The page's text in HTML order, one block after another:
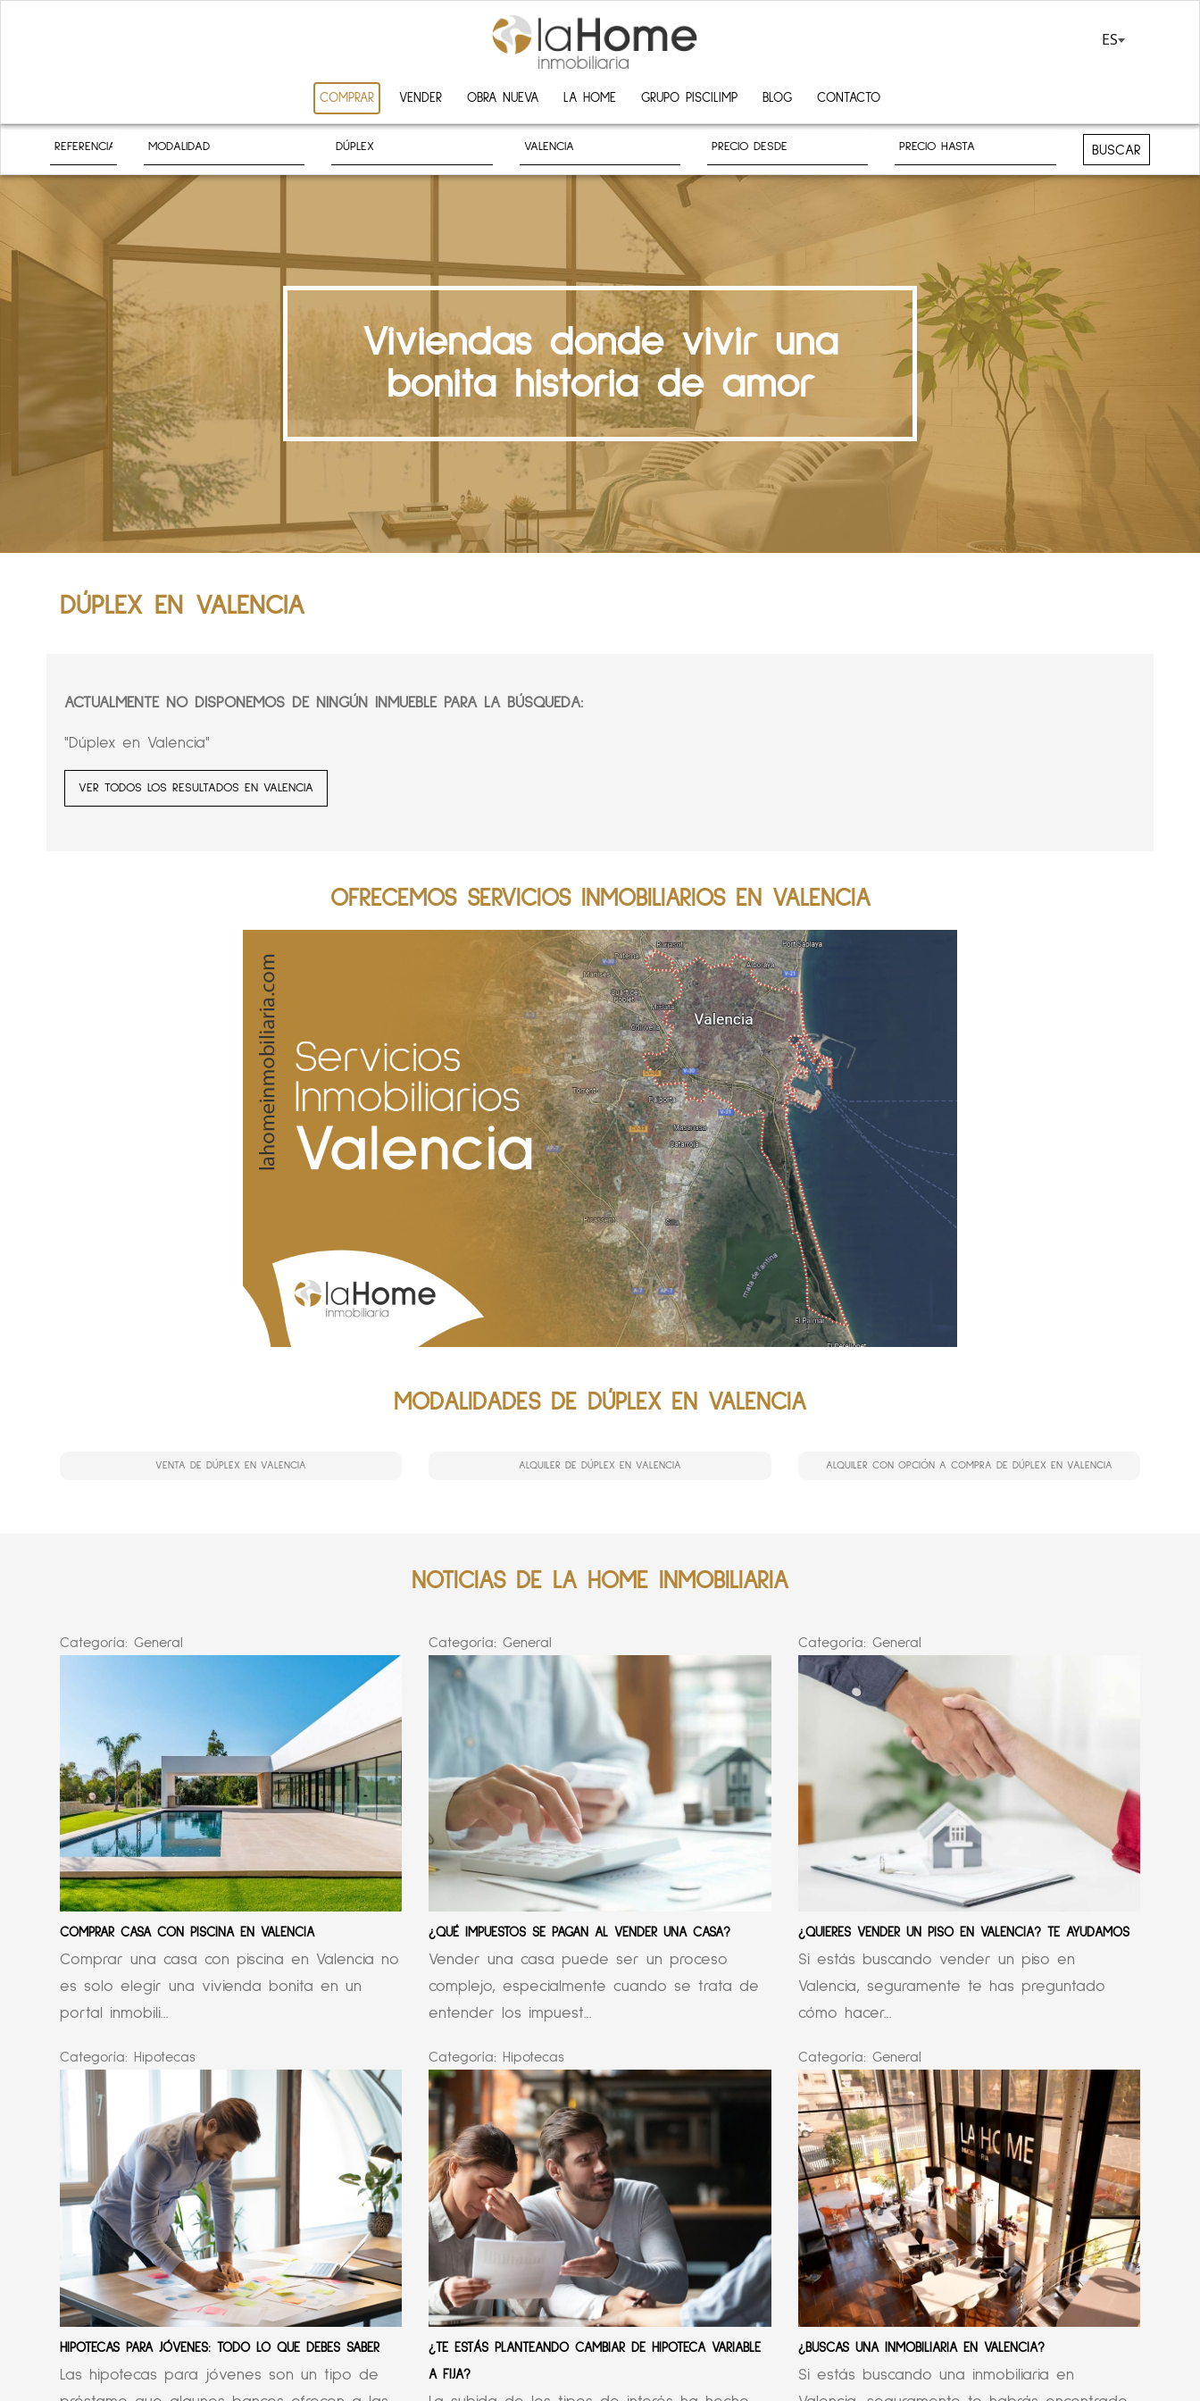
ES
COMPRAR VENDER OBRA NUEVA LA HOME GRUPO PISCILIMP BLOG CONTACTO
BUSCAR
Viviendas donde vivir una
bonita historia de amor
DÚPLEX EN VALENCIA
ACTUALMENTE NO DISPONEMOS DE NINGÚN INMUEBLE PARA LA BÚSQUEDA:
"Dúplex en Valencia"
VER TODOS LOS RESULTADOS EN VALENCIA
OFRECEMOS SERVICIOS INMOBILIARIOS EN VALENCIA
MODALIDADES DE DÚPLEX EN VALENCIA
VENTA DE DÚPLEX EN VALENCIA ALQUILER DE DÚPLEX EN VALENCIA ALQUILER CON OPCIÓN A COMPRA DE DÚPLEX EN VALENCIA
NOTICIAS DE LA HOME INMOBILIARIA
Categoría: General
COMPRAR CASA CON PISCINA EN VALENCIA
Comprar una casa con piscina en Valencia no
es solo elegir una vivienda bonita en un
portal inmobili...
Categoría:General
¿QUÉ IMPUESTOS SE PAGAN AL VENDER UNA CASA?
Vender una casa puede ser un proceso
complejo, especialmente cuando se trata de
entender los impuest...
Categoría: General
¿QUIERES VENDER UN PISO EN VALENCIA? TE AYUDAMOS
Si estás buscando vender un piso en
Valencia, seguramente te has preguntado
cómo hacer...
Categoría: Hipotecas
HIPOTECAS PARA JÓVENES: TODO LO QUE DEBES SABER
Las hipotecas para jóvenes son un tipo de
Categoría: Hipotecas
¿TE ESTÁS PLANTEANDO CAMBIAR DE HIPOTECA VARIABLE
A FIJA?
Categoría: General
¿BUSCAS UNA INMOBILIARIA EN VALENCIA?
Si estás buscando una inmobiliaria en